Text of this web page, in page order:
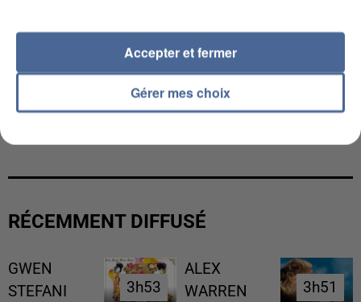
UNE TOURISTE DE L’OISE EMPORTÉE PAR UNE
RÉCEMMENT DIFFUSÉ
GWEN
STEFANI
3h53
3h53
ALEX
WARREN
3h51
3h51
Gérer mes choix
Accepter et fermer